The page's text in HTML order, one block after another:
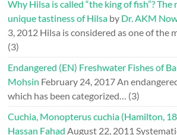
Why Hilsa is called “the king of fish”? The
unique tastiness of Hilsa by Dr. AKM
3, 2012 Hilsa is considered as one of the
(3)
Endangered (EN) Freshwater Fishes of
Mohsin February 24, 2017An
which has been categorized… (3)
Cuchia, Monopterus cuchia (Hamilton,
Hassan Fahad August 22, 2011